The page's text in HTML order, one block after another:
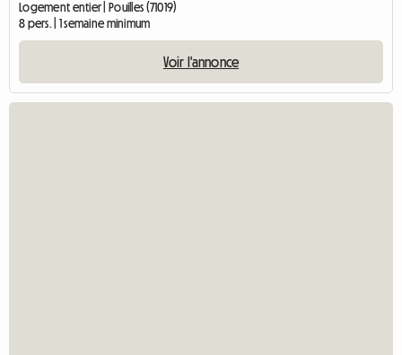
Logement entier | Pouilles (71019)
8 pers. | 1 semaine minimum
Voir l'annonce